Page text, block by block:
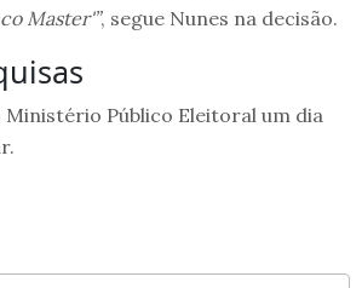
Master'”, segue Nunes na decisão.
Público Eleitoral um dia